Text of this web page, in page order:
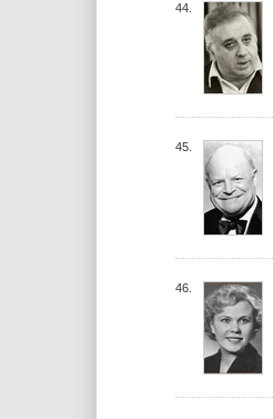
44.
45.
46.